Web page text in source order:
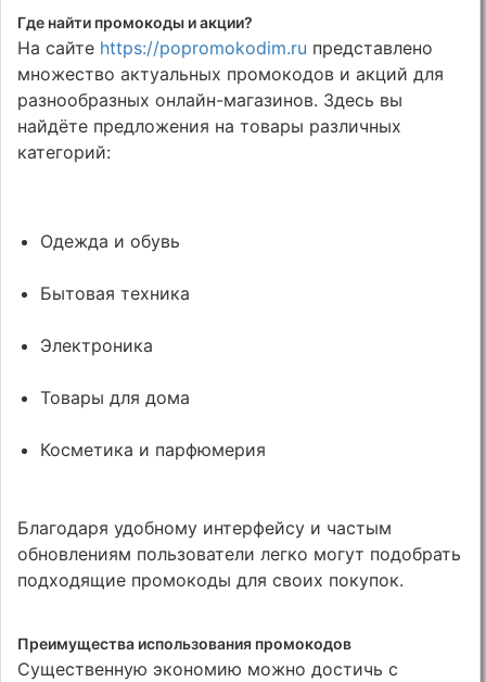
Где найти промокоды и акции?
На сайте https://popromokodim.ru представлено
множество актуальных промокодов и акций для
разнообразных онлайн-магазинов. Здесь вы
найдёте предложения на товары различных
категорий:
Одежда и обувь
Бытовая техника
Электроника
Товары для дома
Косметика и парфюмерия
Благодаря удобному интерфейсу и частым
обновлениям пользователи легко могут подобрать
подходящие промокоды для своих покупок.
Преимущества использования промокодов
Существенную экономию можно достичь с